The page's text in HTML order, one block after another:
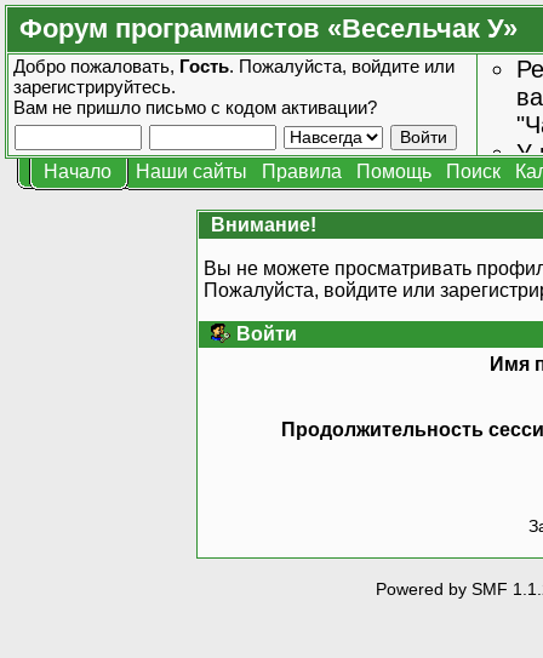
Форум программистов «Весельчак У»
Добро пожаловать, Гость. Пожалуйста, войдите или
зарегистрируйтесь.
Вам не пришло письмо с кодом активации?
У
Начало Наши сайты Правила Помощь Поиск
Внимание!
Вы не можете просматривать
Пожалуйста, войдите или
Войти
Имя
Продолжительность
Powered by SMF